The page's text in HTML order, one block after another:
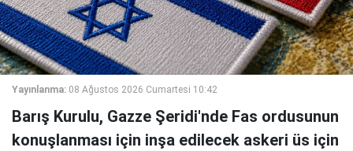
Yayınlanma: 08 Ağustos 2026 Cumartesi 10:42
Barış Kurulu, Gazze Şeridi'nde Fas ordusunun
konuşlanması için inşa edilecek askeri üs için